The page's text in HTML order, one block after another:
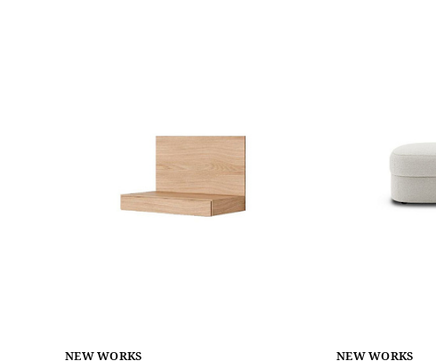
NEW WORKS NEW WORKS